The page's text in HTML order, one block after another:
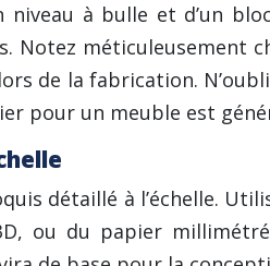
niveau à bulle et d’un
Notez méticuleusement
de la fabrication.
pour un meuble est
détaillé à l’échelle.
ou du papier